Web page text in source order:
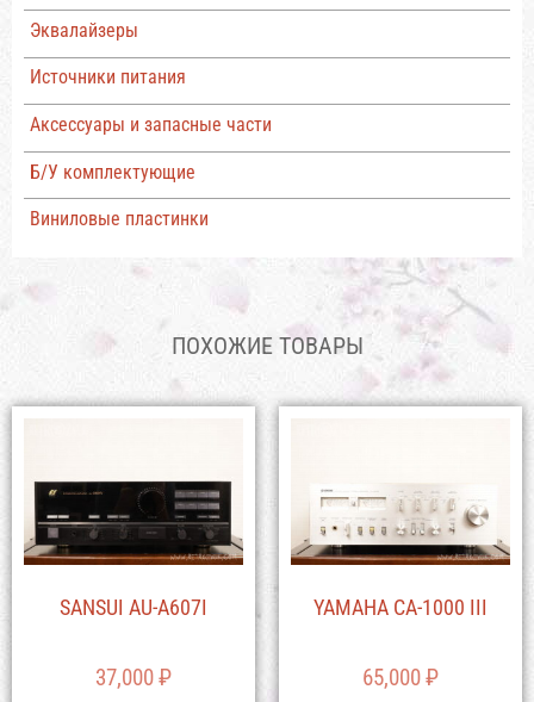
Эквалайзеры
Источники питания
Аксессуары и запасные части
Б/У комплектующие
Виниловые пластинки
ПОХОЖИЕ ТОВАРЫ
SANSUI AU-A607I
37,000₽
YAMAHA CA-1000 III
65,000₽